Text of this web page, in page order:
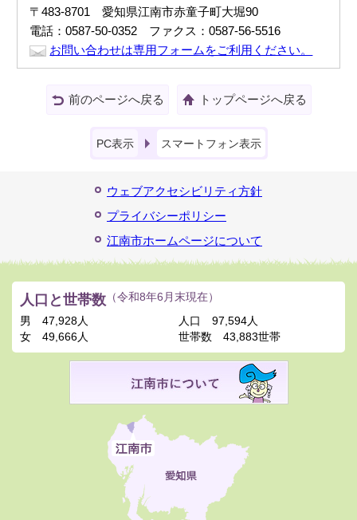
〒483-8701 愛知県江南市赤童子町大堀90
電話：0587-50-0352 ファクス：0587-56-5516
お問い合わせは専用フォームをご利用ください。
前のページへ戻る トップページへ戻る
PC表示 スマートフォン表示
ウェブアクセシビリティ方針
プライバシーポリシー
江南市ホームページについて
人口と世帯数 （令和8年6月末現在）
男
47,928人
女
49,666人
人口
97,594人
世帯数
43,883世帯